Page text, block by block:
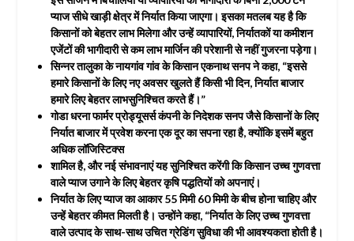
प्याज सीधे खाड़ी क्षेत्र में निर्यात किया जाएगा। इसका मतलब यह है कि
किसानों को बेहतर लाभ मिलेगा और उन्हें व्यापारियों, निर्यातकों या कमीशन
एजेंटों की भागीदारी से कम लाभ मार्जिन की परेशानी से नहीं गुजरना पड़ेगा।
सिन्नर तालुका के नायगांव गांव के किसान एकनाथ सनप ने कहा, “इससे
हमारे किसानों के लिए नए अवसर खुलते हैं किसी भी दिन, निर्यात बाजार
हमारे लिए बेहतर लाभसुनिश्चित करते हैं।”
गोडा धरना फार्मर प्रोड्यूसर्स कंपनी के निदेशक सनप जैसे किसानों के लिए
निर्यात बाजार में प्रवेश करना एक दूर का सपना रहा है, क्योंकि इसमें बहुत
अधिक लॉजिस्टिक्स
शामिल है, और नई संभावनाएं यह सुनिश्चित करेंगी कि किसान उच्च गुणवत्ता
वाले प्याज उगाने के लिए बेहतर कृषि पद्धतियों को अपनाएं।
निर्यात के लिए प्याज का आकार 55 मिमी 60 मिमी के बीच होना चाहिए और
उन्हें बेहतर कीमत मिलती है। उन्होंने कहा, “निर्यात के लिए उच्च गुणवत्ता
वाले उत्पाद के साथ-साथ उचित ग्रेडिंग सुविधा की भी आवश्यकता होती है।